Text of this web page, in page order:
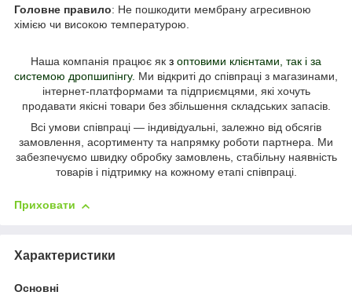
Головне правило: Не пошкодити мембрану агресивною
хімією чи високою температурою.
Наша компанія працює як з оптовими клієнтами, так і за
системою дропшипінгу. Ми відкриті до співпраці з магазинами,
інтернет-платформами та підприємцями, які хочуть
продавати якісні товари без збільшення складських запасів.
Всі умови співпраці — індивідуальні, залежно від обсягів
замовлення, асортименту та напрямку роботи партнера. Ми
забезпечуємо швидку обробку замовлень, стабільну наявність
товарів і підтримку на кожному етапі співпраці.
Приховати
Характеристики
Основні